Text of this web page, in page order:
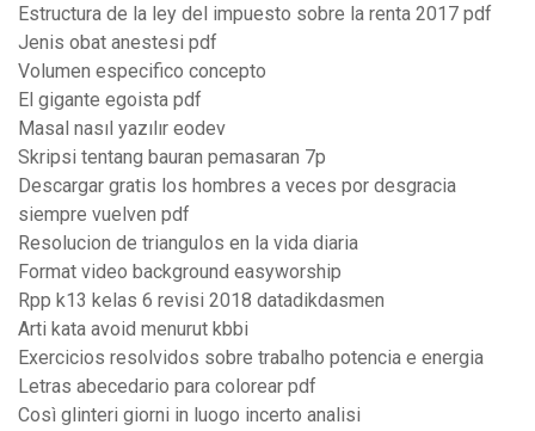
Estructura de la ley del impuesto sobre la renta 2017 pdf
Jenis obat anestesi pdf
Volumen especifico concepto
El gigante egoista pdf
Masal nasıl yazılır eodev
Skripsi tentang bauran pemasaran 7p
Descargar gratis los hombres a veces por desgracia
siempre vuelven pdf
Resolucion de triangulos en la vida diaria
Format video background easyworship
Rpp k13 kelas 6 revisi 2018 datadikdasmen
Arti kata avoid menurut kbbi
Exercicios resolvidos sobre trabalho potencia e energia
Letras abecedario para colorear pdf
Così glinteri giorni in luogo incerto analisi